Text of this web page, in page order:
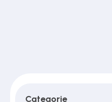
Categorie